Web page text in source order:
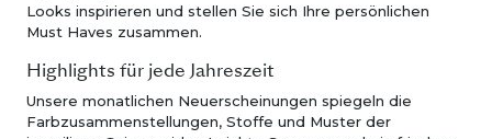
Looks inspirieren und stellen Sie sich Ihre persönlichen
Must Haves zusammen.
Highlights für jede Jahreszeit
Unsere monatlichen Neuerscheinungen spiegeln die
Farbzusammenstellungen, Stoffe und Muster der